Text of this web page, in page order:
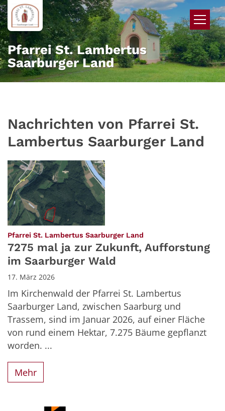
Zum Inhalt springen
Pfarrei St. Lambertus
Saarburger Land
Nachrichten von Pfarrei St.
Lambertus Saarburger Land
Pfarrei St. Lambertus Saarburger Land
7275 mal ja zur Zukunft, Aufforstung
im Saarburger Wald
17. März 2026
Im Kirchenwald der Pfarrei St. Lambertus
Saarburger Land, zwischen Saarburg und
Trassem, sind im Januar 2026, auf einer Fläche
von rund einem Hektar, 7.275 Bäume gepflanzt
worden. ...
Mehr